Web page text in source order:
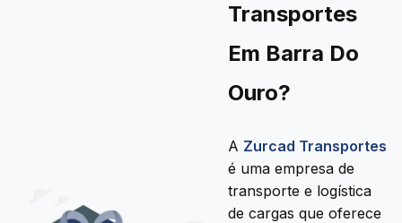
Transportes
Em Barra Do
Ouro?
A Zurcad Transportes
é uma empresa de
transporte e logística
de cargas que oferece